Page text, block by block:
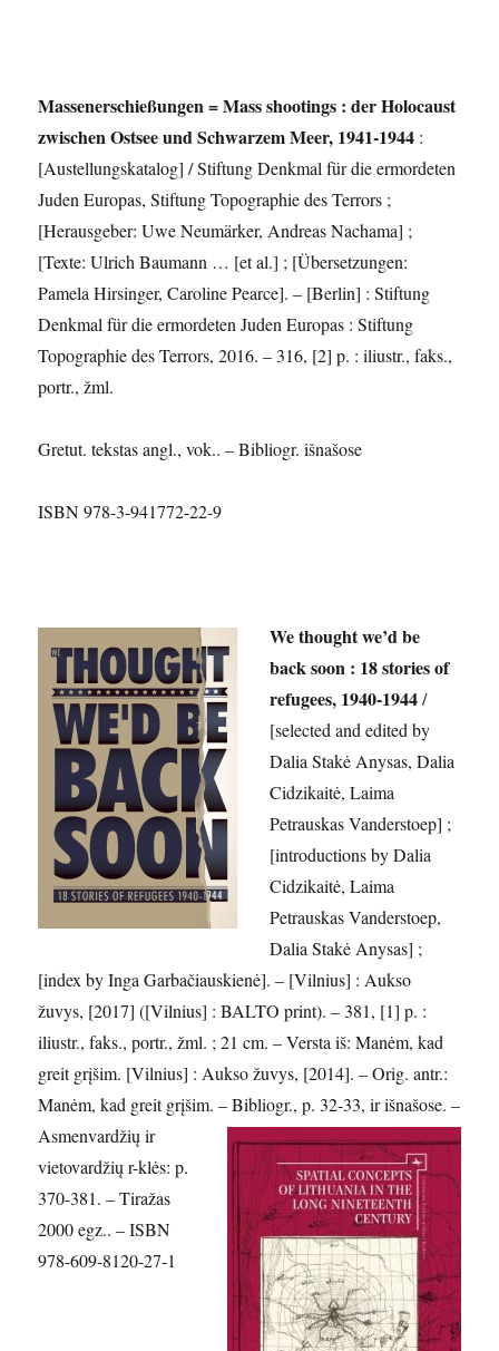
Massenerschießungen = Mass shootings : der Holocaust
zwischen Ostsee und Schwarzem Meer, 1941-1944 :
[Austellungskatalog] / Stiftung Denkmal für die ermordeten
Juden Europas, Stiftung Topographie des Terrors ;
[Herausgeber: Uwe Neumärker, Andreas Nachama] ;
[Texte: Ulrich Baumann … [et al.] ; [Übersetzungen:
Pamela Hirsinger, Caroline Pearce]. – [Berlin] : Stiftung
Denkmal für die ermordeten Juden Europas : Stiftung
Topographie des Terrors, 2016. – 316, [2] p. : iliustr., faks.,
portr., žml.
Gretut. tekstas angl., vok.. – Bibliogr. išnašose
ISBN 978-3-941772-22-9
We thought we’d be
back soon : 18 stories of
refugees, 1940-1944/
[selected and edited by
Dalia Stakė Anysas, Dalia
Cidzikaitė, Laima
Petrauskas Vanderstoep] ;
[introductions by Dalia
Cidzikaitė, Laima
Petrauskas Vanderstoep,
Dalia Stakė Anysas] ;
[index by Inga Garbačiauskienė]. – [Vilnius] : Aukso
žuvys, [2017] ([Vilnius] : BALTO print). – 381, [1] p. :
iliustr., faks., portr., žml. ; 21 cm. – Versta iš: Manėm, kad
greit grįšim. [Vilnius] : Aukso žuvys, [2014]. – Orig. antr.:
Manėm, kad greit grįšim. –Bibliogr., p. 32-33, ir išnašose. –
Asmenvardžių ir
vietovardžių r-klės: p.
370-381. – Tiražas
2000 egz.. – ISBN
978-609-8120-27-1